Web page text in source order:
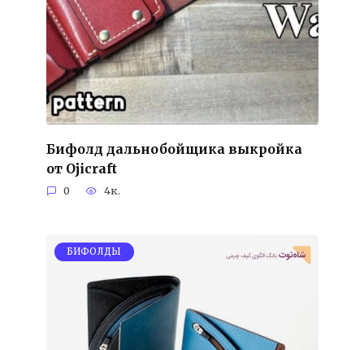
Бифолд дальнобойщика выкройка
от Ojicraft
0 4к.
БИФОЛДЫ